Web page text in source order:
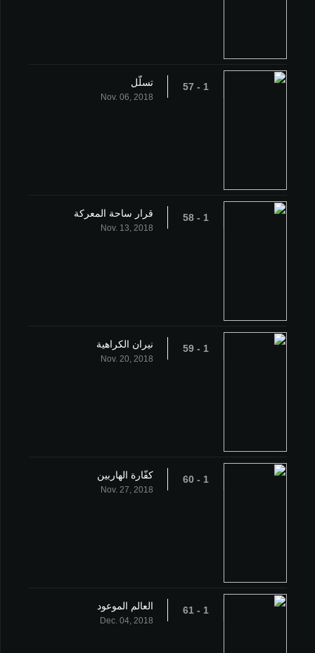
1 - 57 تسلّل
Nov. 06, 2018
1 - 58 قرار ساحة المعركة
Nov. 13, 2018
1 - 59 نيران الكراهية
Nov. 20, 2018
1 - 60 كفّارة الهاربين
Nov. 27, 2018
1 - 61 العالم الموعود
Dec. 04, 2018